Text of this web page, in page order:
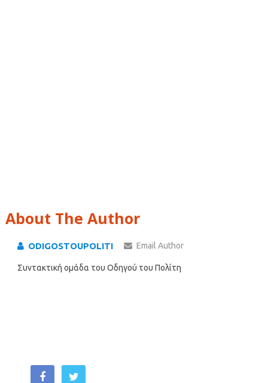
About The Author
ODIGOSTOUPOLITI Email Author
Συντακτική ομάδα του Οδηγού του Πολίτη